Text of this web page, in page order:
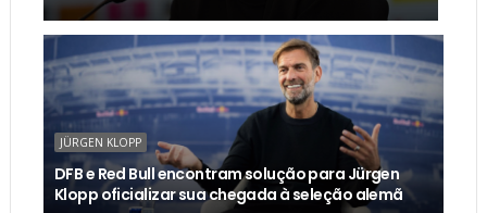
JÜRGEN KLOPP
DFB e Red Bull encontram solução para Jürgen
Klopp oficializar sua chegada à seleção alemã